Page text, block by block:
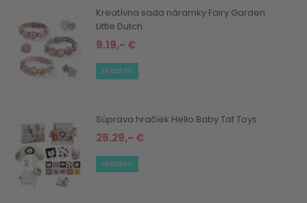
Kreatívna sada náramky Fairy Garden
Little Dutch
9.19,- €
skladom
Súprava hračiek Hello Baby Taf Toys
25.29,- €
skladom